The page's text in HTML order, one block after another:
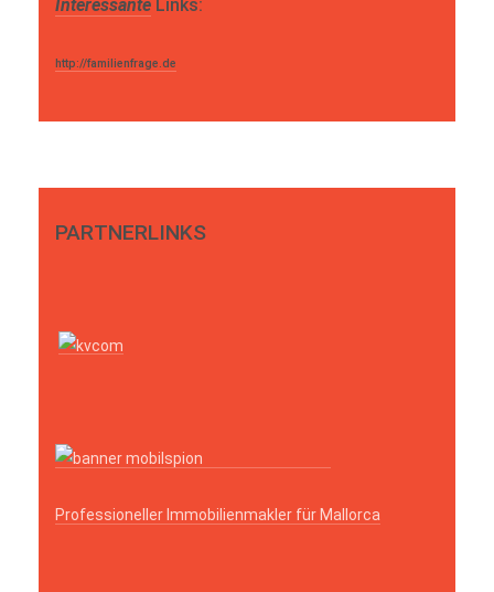
Interessante Links:
http://familienfrage.de
PARTNERLINKS
Professioneller Immobilienmakler für Mallorca